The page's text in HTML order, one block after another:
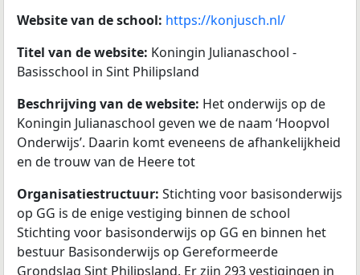
Website van de school: https://konjusch.nl/
Titel van de website: Koningin Julianaschool -
Basisschool in Sint Philipsland
Beschrijving van de website: Het onderwijs op de
Koningin Julianaschool geven we de naam ‘Hoopvol
Onderwijs’. Daarin komt eveneens de afhankelijkheid
en de trouw van de Heere tot
Organisatiestructuur: Stichting voor basisonderwijs
op GG is de enige vestiging binnen de school
Stichting voor basisonderwijs op GG en binnen het
bestuur Basisonderwijs op Gereformeerde
Grondslag Sint Philipsland. Er zijn 293 vestigingen in